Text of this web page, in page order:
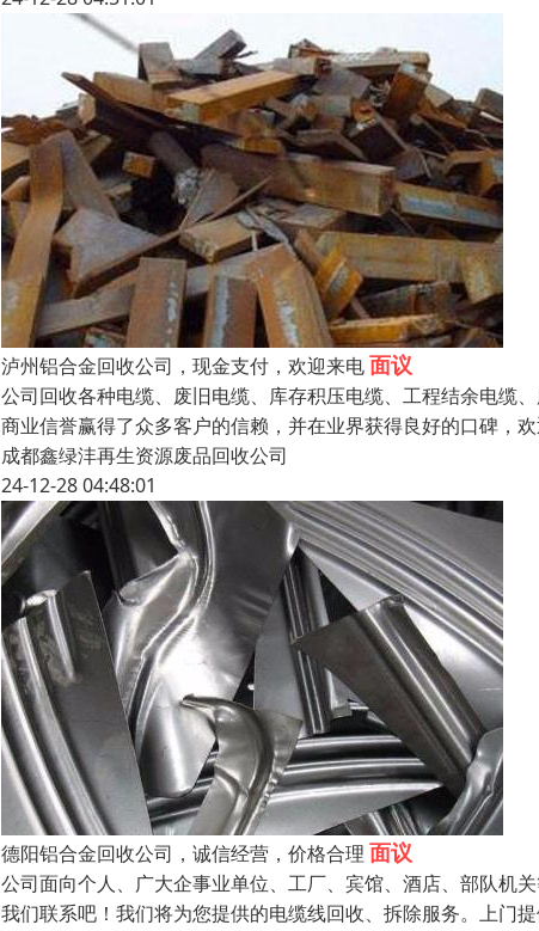
泸州铝合金回收公司，现金支付，欢迎来电面议
公司回收各种电缆、废旧电缆、库存积压电缆、工程结余电缆
商业信誉赢得了众多客户的信赖，并在业界获得良好的口碑，
成都鑫绿沣再生资源废品回收公司
24-12-28 04:48:01
德阳铝合金回收公司，诚信经营，价格合理 面议
公司面向个人、广大企事业单位、工厂、宾馆、酒店、部队机
我们联系吧！我们将为您提供的电缆线回收、拆除服务。上门